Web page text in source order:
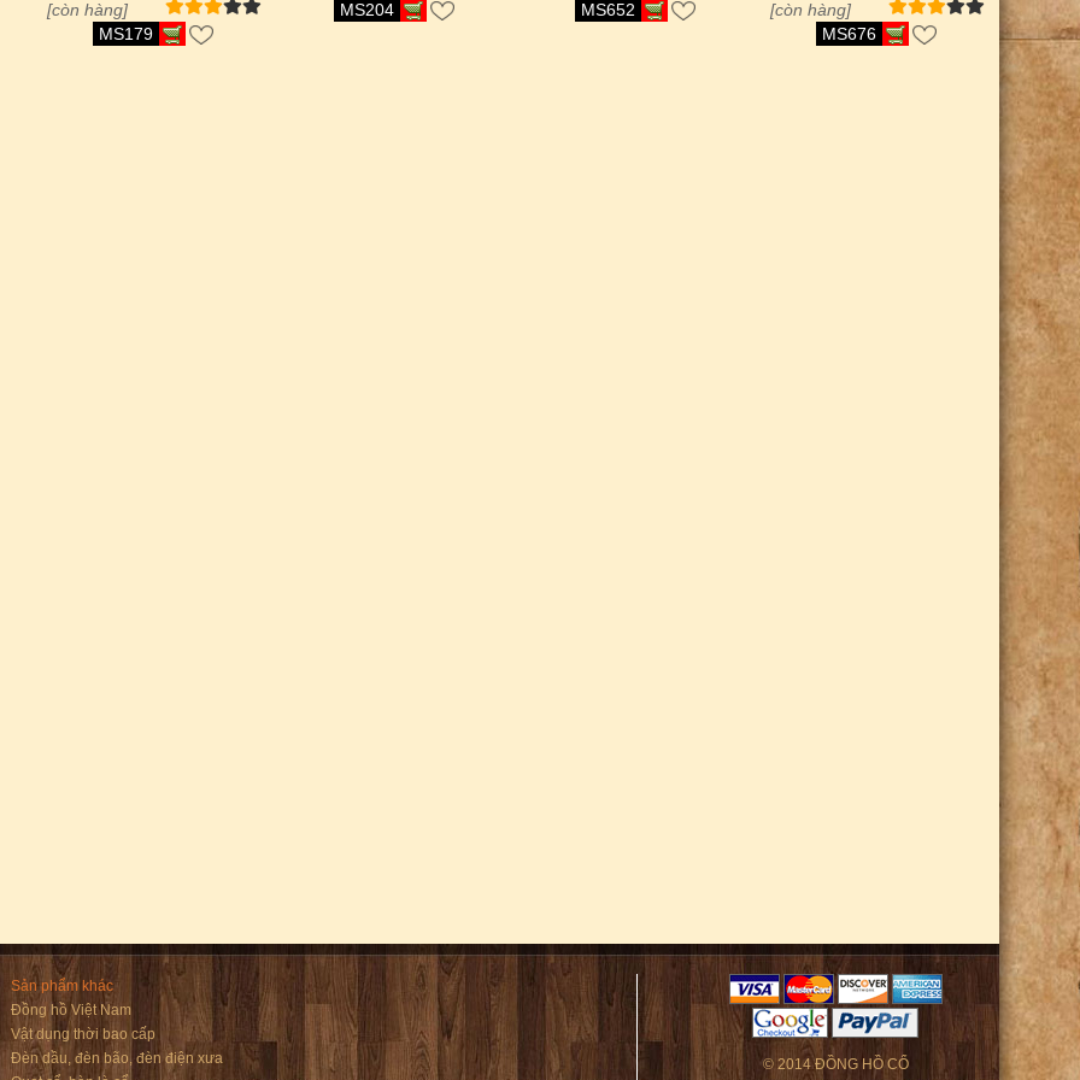
[còn hàng]
MS179
MS204 MS652
[còn hàng]
MS676
Sản phẩm khác
Đồng hồ Việt Nam
Vật dụng thời bao cấp
Đèn dầu, đèn bão, đèn điện xưa
© 2014 ĐỒNG HỒ CỔ